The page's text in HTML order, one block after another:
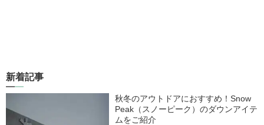
新着記事
秋冬のアウトドアにおすすめ！Snow
Peak（スノーピーク）のダウンアイテ
ムをご紹介